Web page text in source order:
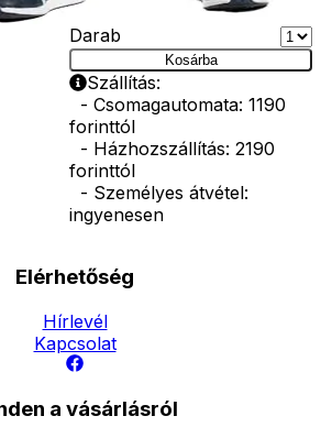
Ár
9600
Darab
Kosárba
Szállítás:
- Csomagautomata: 1190
forinttól
- Házhozszállítás: 2190
forinttól
- Személyes átvétel:
ingyenesen
Elérhetőség
Hírlevél
Kapcsolat
a vásárlásról